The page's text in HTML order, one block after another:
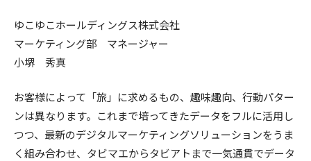
ゆこゆこホールディングス株式会社
マーケティング部 マネージャー
小堺 秀真
お客様によって「旅」に求めるもの、趣味趣向、行動パター
ンは異なります。これまで培ってきたデータをフルに活用し
つつ、最新のデジタルマーケティングソリューションをうま
く組み合わせ、タビマエからタビアトまで一気通貫でデータ